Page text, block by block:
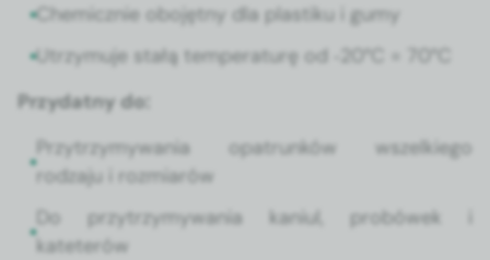
Chemicznie obo­jęt­ny dla plas­tiku i gumy
Utrzy­mu­je stałą tem­per­aturę od ‑20°C = 70°C
Przy­dat­ny do:
Przytrzymy­wa­nia opa­trunk­ów wszelkiego
rodza­ju i rozmi­arów
Do przytrzymy­wa­nia kani­ul, probówek i
kateterów